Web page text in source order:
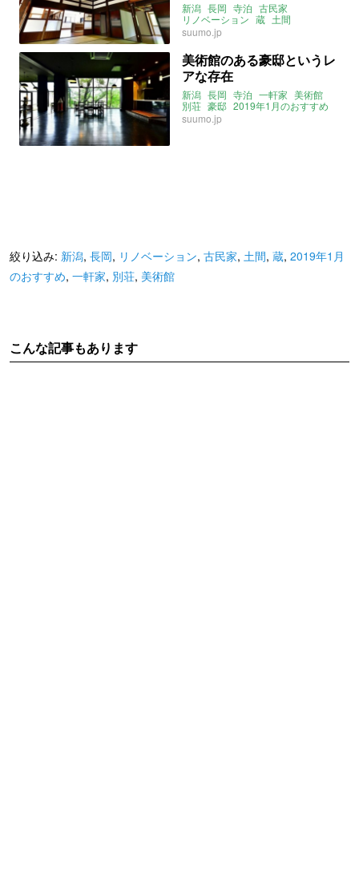
新潟 長岡 寺泊 古民家
リノベーション 蔵 土間
suumo.jp
美術館のある豪邸というレ
アな存在
新潟 長岡 寺泊 一軒家 美術館
別荘 豪邸 2019年1月のおすすめ
suumo.jp
絞り込み: 新潟, 長岡, リノベーション, 古民家, 土間, 蔵, 2019年1月
のおすすめ, 一軒家, 別荘, 美術館
こんな記事もあります